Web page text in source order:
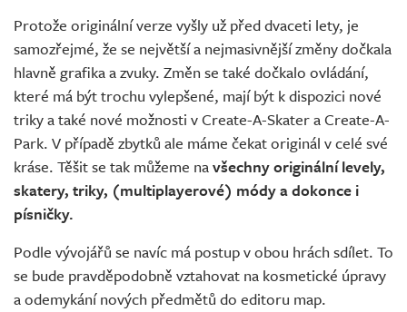
Protože originální verze vyšly už před dvaceti lety, je
samozřejmé, že se největší a nejmasivnější změny dočkala
hlavně grafika a zvuky. Změn se také dočkalo ovládání,
které má být trochu vylepšené, mají být k dispozici nové
triky a také nové možnosti v Create-A-Skater a Create-A-
Park. V případě zbytků ale máme čekat originál v celé své
kráse. Těšit se tak můžeme navšechny originální levely,
skatery, triky, (multiplayerové) módy a dokonce i
písničky.
Podle vývojářů se navíc má postup v obou hrách sdílet. To
se bude pravděpodobně vztahovat na kosmetické úpravy
a odemykání nových předmětů do editoru map.